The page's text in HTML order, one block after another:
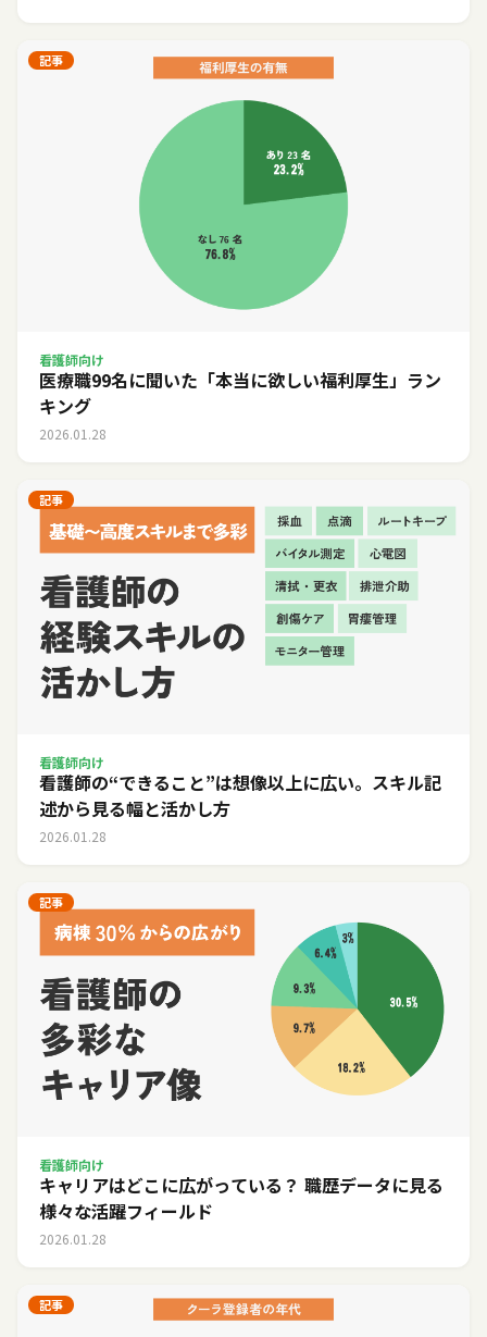
記事
看護師向け
医療職99名に聞いた「本当に欲しい福利厚生」ラン
キング
2026.01.28
記事
看護師向け
看護師の“できること”は想像以上に広い。スキル記
述から見る幅と活かし方
2026.01.28
記事
看護師向け
キャリアはどこに広がっている？ 職歴データに見る
様々な活躍フィールド
2026.01.28
記事